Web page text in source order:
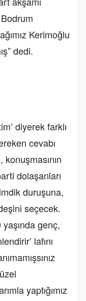
Kerimoğlu
dedi.
diyerek farklı
cevabı
dolaşanları
duruşuna,
seçecek.
genç,
lafını
yaptığımız